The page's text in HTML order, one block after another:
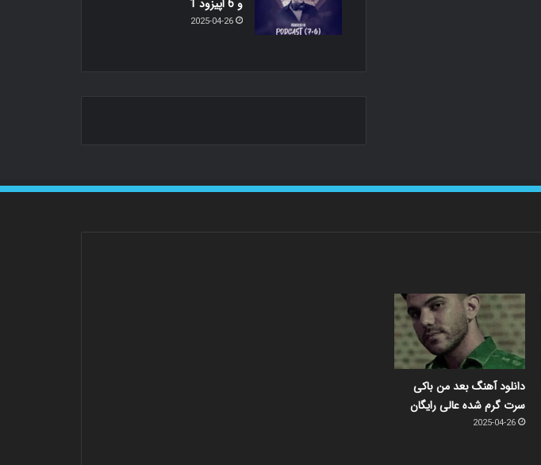
و 6 اپیزود 1
2025-04-26
دانلود آهنگ بعد من باکی
سرت گرم شده عالی رایگان
2025-04-26